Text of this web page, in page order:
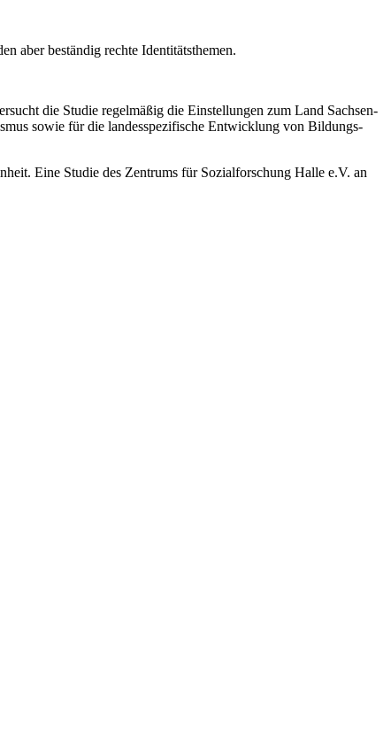
aber beständig rechte Identitätsthemen.
die Studie regelmäßig die Einstellungen zum Land Sachsen-
sowie für die landesspezifische Entwicklung von Bildungs-
Eine Studie des Zentrums für Sozialforschung Halle e.V. an